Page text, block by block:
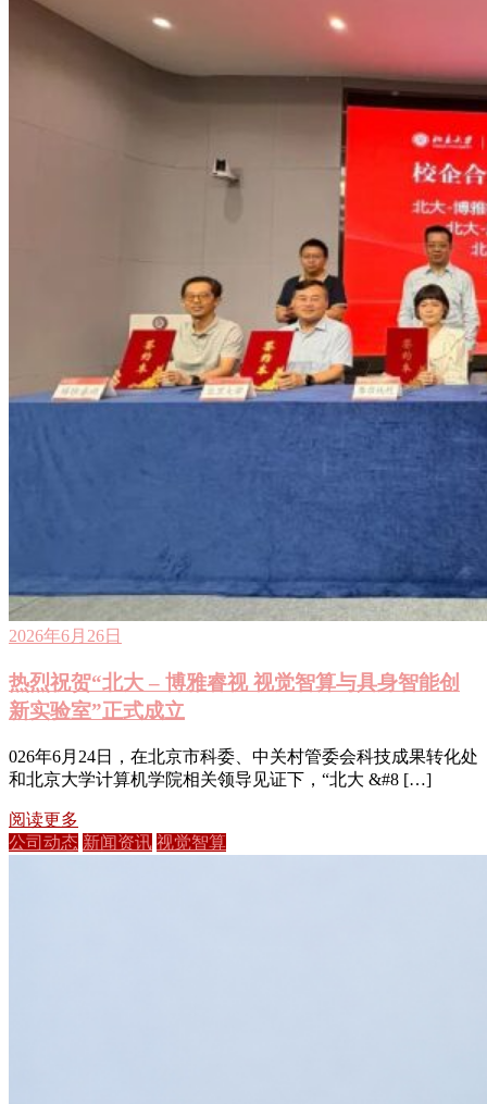
超高清视频
新闻资讯
2026年6月26日
热烈祝贺“北大 – 博雅睿视 视觉智算与具身智能创
新实验室”正式成立
026年6月24日，在北京市科委、中关村管委会科技成果转化处
和北京大学计算机学院相关领导见证下，“北大 &#8 […]
阅读更多
公司动态 新闻资讯 视觉智算